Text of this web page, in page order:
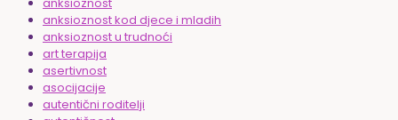
anksioznost kod djece i mladih
anksioznost u trudnoći
art terapija
asertivnost
asocijacije
autentični roditelji